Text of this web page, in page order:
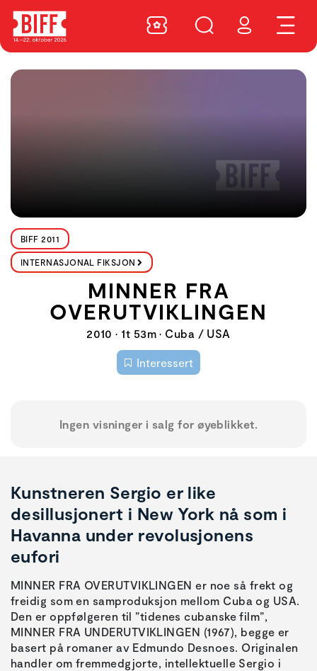
BIFF 2011
INTERNASJONAL FIKSJON
MINNER FRA
OVERUTVIKLINGEN
2010 • 1t 53m • Cuba / USA
Interessert
Ingen visninger i salg for øyeblikket.
Kunstneren Sergio er like
desillusjonert i New York nå som i
Havanna under revolusjonens
eufori
MINNER FRA OVERUTVIKLINGEN er noe så frekt og
freidig som en samproduksjon mellom Cuba og USA.
Den er oppfølgeren til ”tidenes cubanske film”,
MINNER FRA UNDERUTVIKLINGEN (1967), begge er
basert på romaner av Edmundo Desnoes. Originalen
handler om fremmedgjorte, intellektuelle Sergio i